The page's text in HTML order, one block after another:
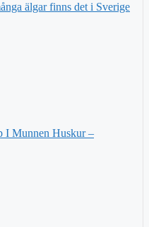
älgar finns det i Sverige
I Munnen Huskur –